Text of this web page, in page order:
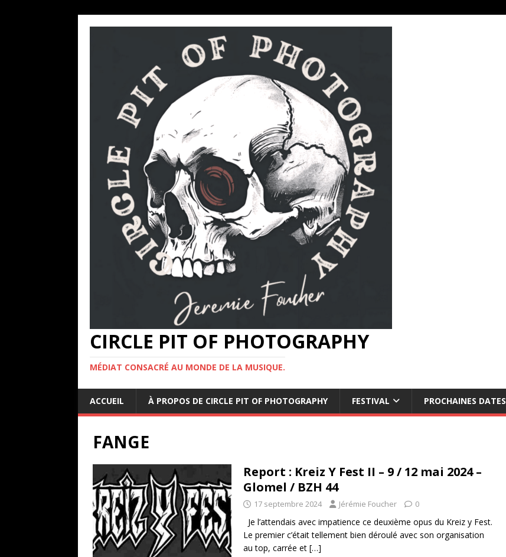
CIRCLE PIT OF PHOTOGRAPHY
MÉDIAT CONSACRÉ AU MONDE DE LA MUSIQUE.
ACCUEIL À PROPOS DE CIRCLE PIT OF PHOTOGRAPHY FESTIVAL PROCHAINES DATES
FANGE
Report : Kreiz Y Fest II – 9 / 12 mai 2024 –
Glomel / BZH 44
17 septembre 2024 Jérémie Foucher 0
Je l’attendais avec impatience ce deuxième opus du Kreiz y Fest.
Le premier c’était tellement bien déroulé avec son organisation
au top, carrée et […]